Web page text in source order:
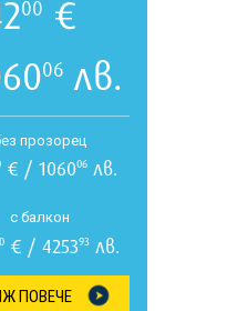
00 €
06 лв.
прозорец
€ / 106006лв.
с балкон
€ / 425393 лв.
ПОВЕЧЕ